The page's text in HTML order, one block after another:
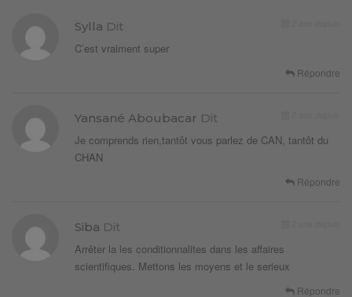
Sylla Dit
C’est vraiment super
Répondre
Yansané Aboubacar Dit
Je comprends rien,tantôt vous parlez de CAN, tantôt du
CHAN
Répondre
Siba Dit
Arrêter la les conditionnalites dans les affaires
scientifiques. Mettons les moyens et le serieux
Répondre